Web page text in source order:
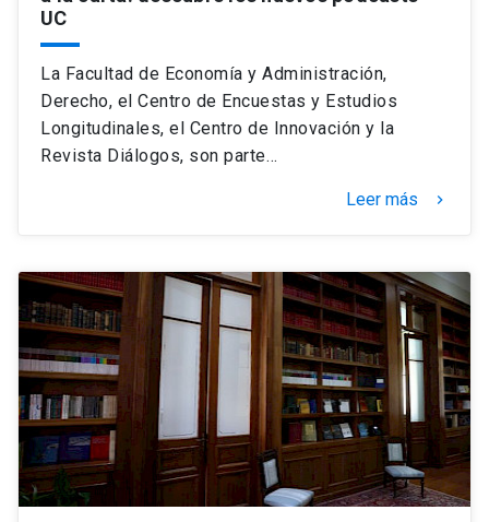
UC
La Facultad de Economía y Administración,
Derecho, el Centro de Encuestas y Estudios
Longitudinales, el Centro de Innovación y la
Revista Diálogos, son parte…
Leer más keyboard_arrow_right